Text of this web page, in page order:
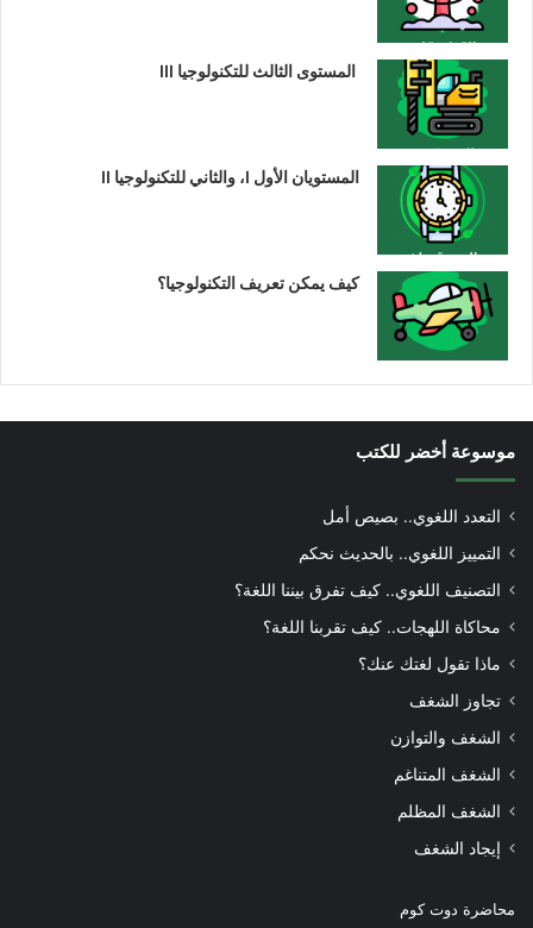
المستوى الثالث للتكنولوجيا III
المستويان الأول I، والثاني للتكنولوجيا II
كيف يمكن تعريف التكنولوجيا؟
موسوعة أخضر للكتب
التعدد اللغوي.. بصيص أمل
التمييز اللغوي.. بالحديث نحكم
التصنيف اللغوي.. كيف تفرق بيننا اللغة؟
محاكاة اللهجات.. كيف تقربنا اللغة؟
ماذا تقول لغتك عنك؟
تجاوز الشغف
الشغف والتوازن
الشغف المتناغم
الشغف المظلم
إيجاد الشغف
محاضرة دوت كوم